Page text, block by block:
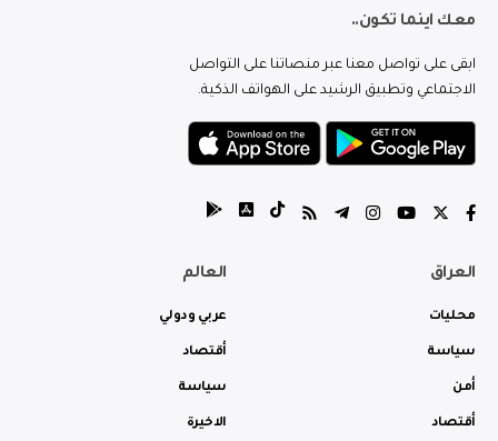
معك اينما تكون..
ابقى على تواصل معنا عبر منصاتنا على التواصل
الاجتماعي وتطبيق الرشيد على الهواتف الذكية.
العراق
محليات
سياسة
أمن
أقتصاد
العالم
عربي ودولي
أقتصاد
سياسة
الاخيرة